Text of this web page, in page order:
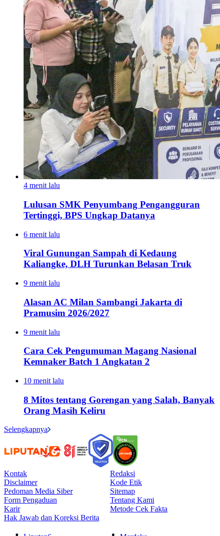
4 menit lalu
Lulusan SMK Penyumbang Pengangguran
Tertinggi, BPS Ungkap Datanya
6 menit lalu
Viral Gunungan Sampah di Kedaung
Kaliangke, DLH Turunkan Belasan Truk
9 menit lalu
Alasan AC Milan Sambangi Jakarta di
Pramusim 2026/2027
9 menit lalu
Cara Cek Pengumuman Magang Nasional
Kemnaker Batch 1 Angkatan 2
10 menit lalu
8 Mitos tentang Gorengan yang Salah, Banyak
Orang Masih Keliru
Selengkapnya
Kontak
Redaksi
Disclaimer
Kode Etik
Pedoman Media Siber
Sitemap
Form Pengaduan
Tentang Kami
Karir
Metode Cek Fakta
Hak Jawab dan Koreksi Berita